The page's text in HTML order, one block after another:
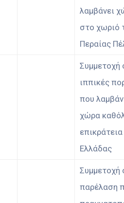
λαμβάνει
στο χωριό
Περαίας
Συμμετοχή
ιππικές
που
χώρα
Ελλάδας
Συμμετοχή
παρέλαση